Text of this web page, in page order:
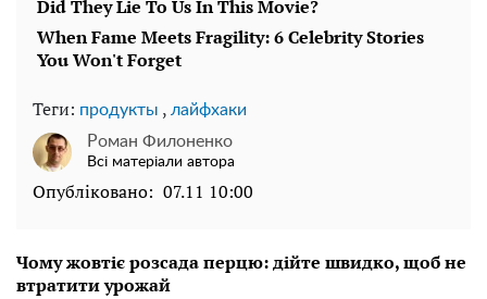
Теги: продукты , лайфхаки
Роман Филоненко
Всі матеріали автора
Опубліковано: 07.11 10:00
Чому жовтіє розсада перцю: дійте швидко, щоб не
втратити урожай